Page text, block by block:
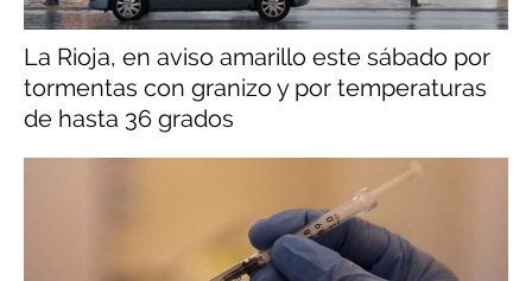
La Rioja, en aviso amarillo este sábado por
tormentas con granizo y por temperaturas
de hasta 36 grados